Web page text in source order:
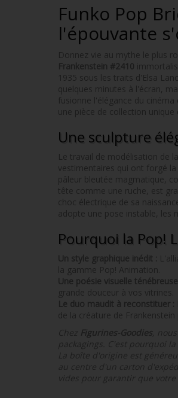
Funko Pop
l'épouvante
Donnez vie au mythe le plus
Frankenstein #2410
1935 sous les traits d'Elsa
quelques minutes à l'écran,
fusionne l'élégance du
une pièce de collection unique
Une sculpture
Le travail de modélisation de
vestimentaires qui ont forgé
pâleur bleutée magmatique,
tête comme une ruche, est
choc électrique de sa
adopte une pose instable, les
Pourquoi la Pop!
Un style graphique inédit :
la gamme Pop! Animation.
Une poésie visuelle
grande douceur à vos vitrines.
Le duo maudit à reconstituer :
de la créature de
Chez
Figurines-Goodies ,
packagings. C'est pourquoi la
La boîte d'origine est
au centre d'un carton
vides pour garantir que